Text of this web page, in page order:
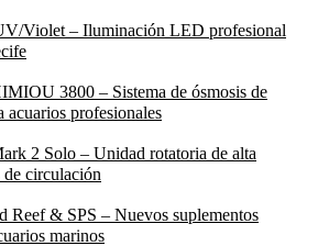
Violet – Iluminación LED profesional
3800 – Sistema de ósmosis de
acuarios profesionales
2 Solo – Unidad rotatoria de alta
de circulación
Reef & SPS – Nuevos suplementos
marinos